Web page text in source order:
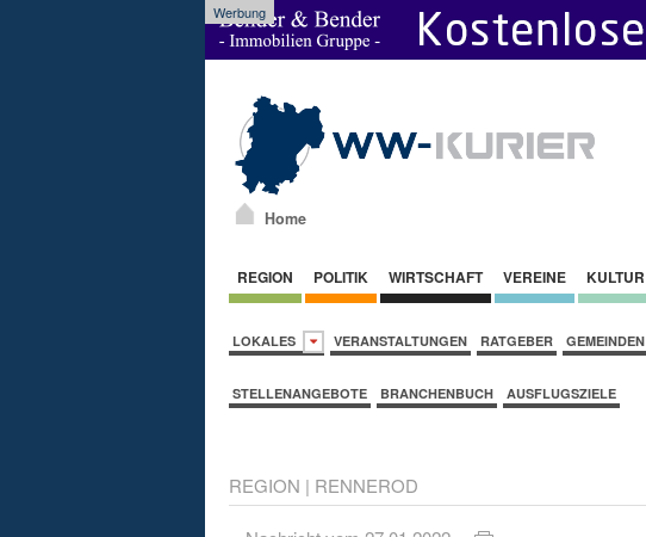
Werbung
Home
REGION POLITIK WIRTSCHAFT VEREINE KULTUR
LOKALES VERANSTALTUNGEN RATGEBER GEMEINDEN
STELLENANGEBOTE BRANCHENBUCH AUSFLUGSZIELE
REGION | RENNEROD